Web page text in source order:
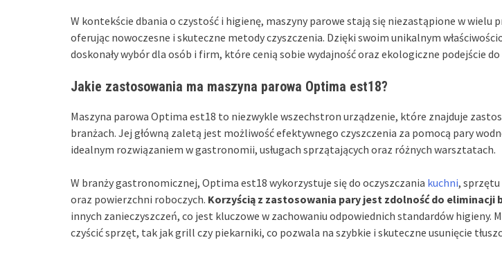
W kontekście dbania o czystość i higienę, maszyny parowe stają się niezastąpione w wielu
oferując nowoczesne i skuteczne metody czyszczenia. Dzięki swoim unikalnym
doskonały wybór dla osób i firm, które cenią sobie wydajność oraz ekologiczne podejście do
Jakie zastosowania ma maszyna parowa Optima est18?
Maszyna parowa Optima est18 to niezwykle wszechstron urządzenie, które znajduje
branżach. Jej główną zaletą jest możliwość efektywnego czyszczenia za pomocą pary
idealnym rozwiązaniem w gastronomii, usługach sprzątających oraz różnych warsztatach.
W branży gastronomicznej, Optima est18 wykorzystuje się do oczyszczania kuchni,
oraz powierzchni roboczych. Korzyścią z zastosowania pary jest zdolność do eliminacji
innych zanieczyszczeń, co jest kluczowe w zachowaniu odpowiednich standardów higieny.
czyścić sprzęt, tak jak grill czy piekarniki, co pozwala na szybkie i skuteczne usunięcie